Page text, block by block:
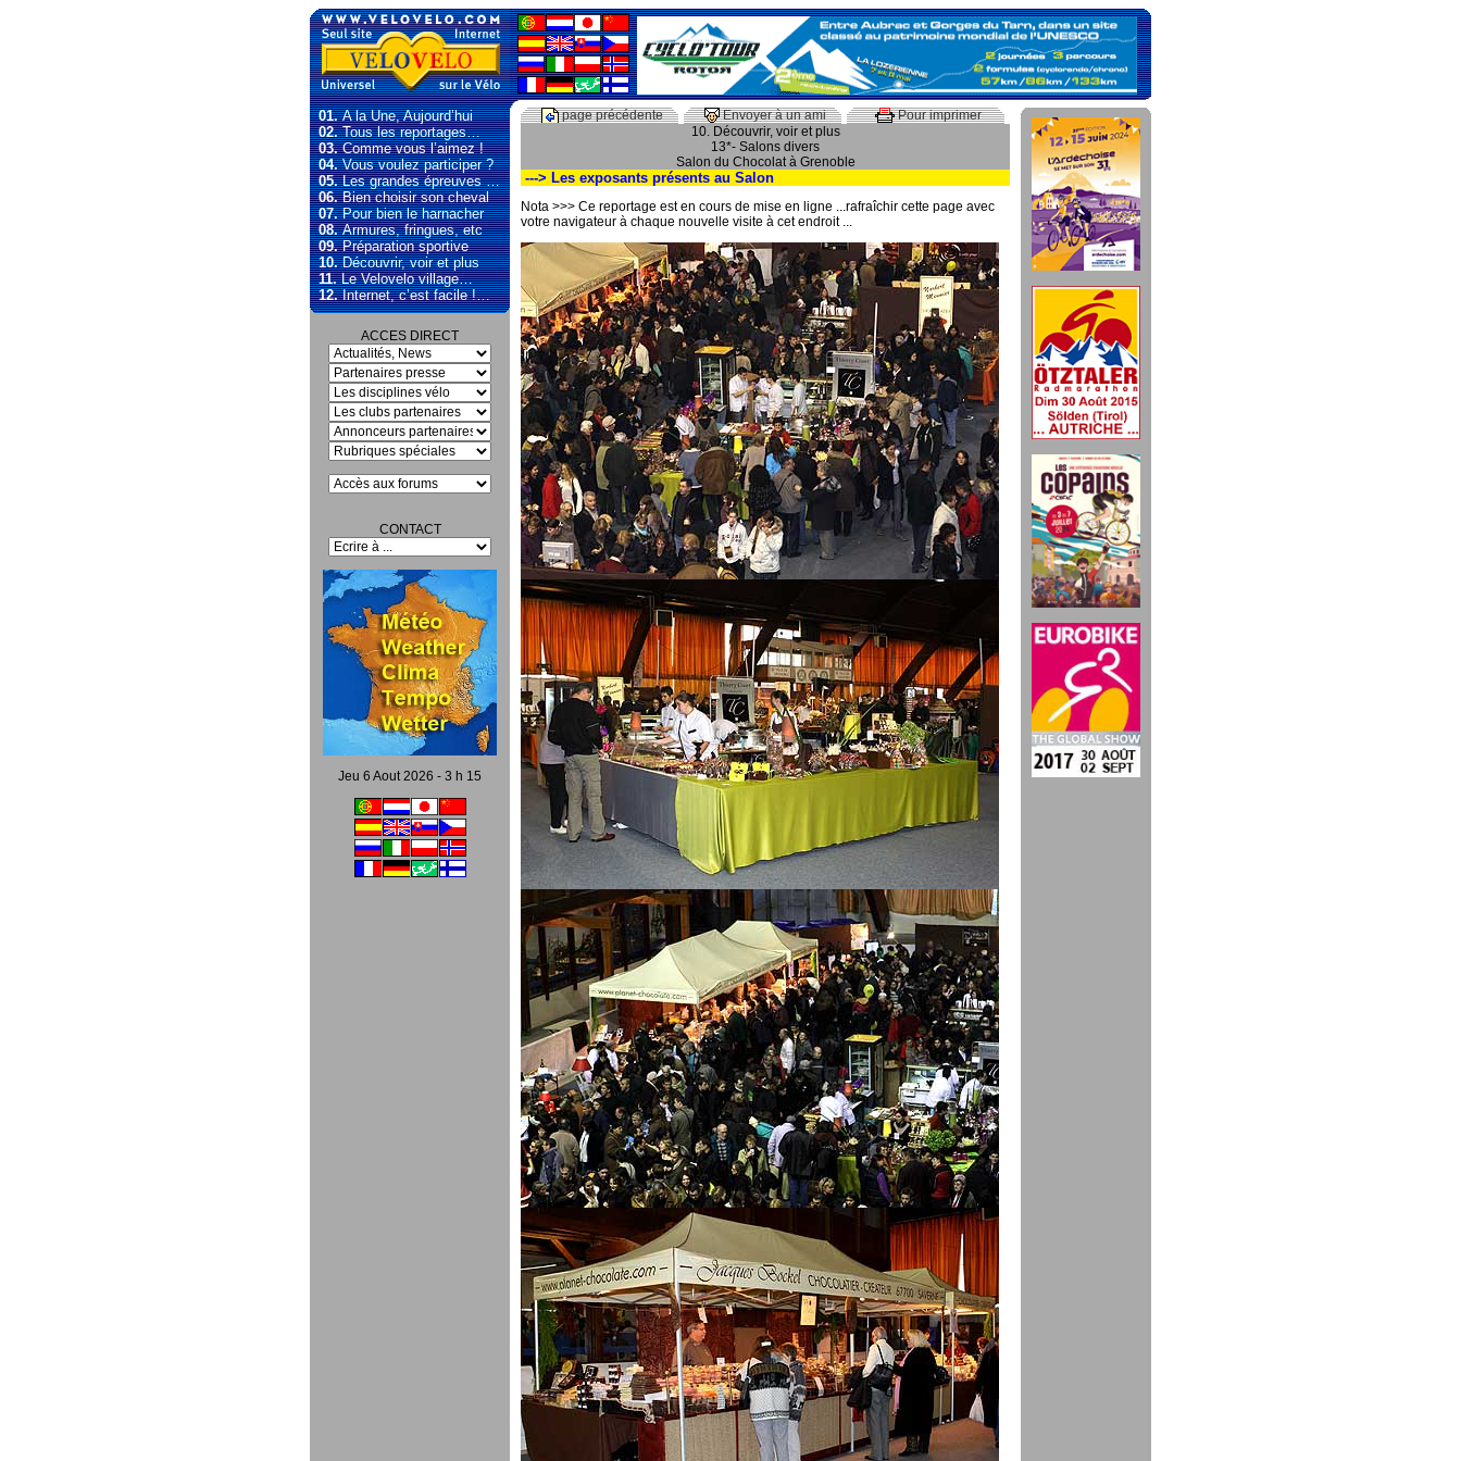
01.A la Une, Aujourd’hui
02.Tous les reportages…
03.Comme vous l’aimez !
04.Vous voulez participer ?
05.Les grandes épreuves …
06.Bien choisir son cheval
07.Pour bien le harnacher
08.Armures, fringues, etc
09.Préparation sportive
10.Découvrir, voir et plus
11.Le Velovelo village…
12.Internet, c’est facile !…
ACCES DIRECT
CONTACT
Jeu 6 Aout 2026 - 3 h 15
page précédente Envoyer à un ami
Pour imprimer
10. Découvrir, voir et plus
13*- Salons divers
Salon du Chocolat à Grenoble
---> Les exposants présents au Salon
Nota >>> Ce reportage est en cours de mise en ligne ...rafraîchir cette page avec
votre navigateur à chaque nouvelle visite à cet endroit ...